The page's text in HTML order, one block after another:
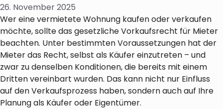
26. November 2025
Wer eine vermietete Wohnung kaufen oder verkaufen
möchte, sollte das gesetzliche Vorkaufsrecht für Mieter
beachten. Unter bestimmten Voraussetzungen hat der
Mieter das Recht, selbst als Käufer einzutreten – und
zwar zu denselben Konditionen, die bereits mit einem
Dritten vereinbart wurden. Das kann nicht nur Einfluss
auf den Verkaufsprozess haben, sondern auch auf Ihre
Planung als Käufer oder Eigentümer.